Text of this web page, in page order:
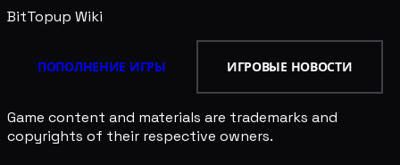
BitTopup Wiki
ПОПОЛНЕНИЕ ИГРЫ ИГРОВЫЕ НОВОСТИ
Game content and materials are trademarks and
copyrights of their respective owners.